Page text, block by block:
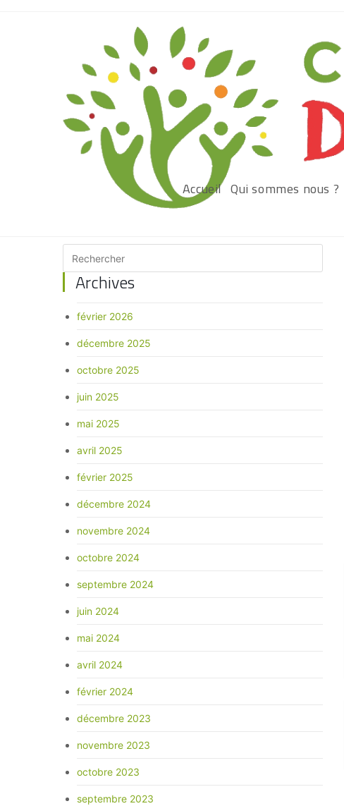
Accueil Qui sommes nous ?
Archives
février 2026
décembre 2025
octobre 2025
juin 2025
mai 2025
avril 2025
février 2025
décembre 2024
novembre 2024
octobre 2024
septembre 2024
juin 2024
mai 2024
avril 2024
février 2024
décembre 2023
novembre 2023
octobre 2023
septembre 2023